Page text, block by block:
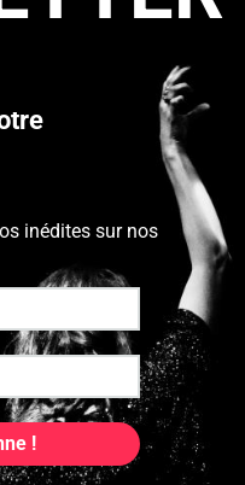
inédites sur nos